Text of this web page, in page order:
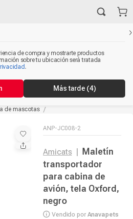
de compra y mostrarte productos
sobre tu ubicación será tratada
.
Más tarde (4)
de mascotas
ANP-JC008-2
Amicats
Maletín
transportador
para cabina de
avión, tela Oxford,
negro
Vendido por Anavapets